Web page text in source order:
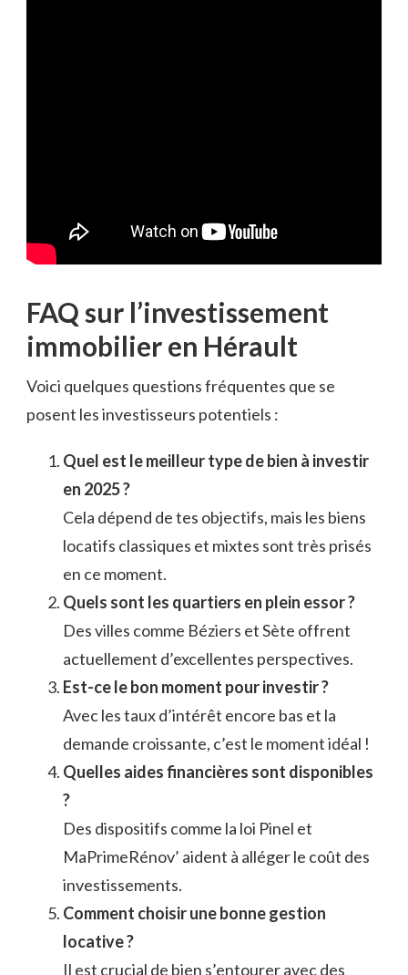
FAQ sur l’investissement
immobilier en Hérault
Voici quelques questions fréquentes que se
posent les investisseurs potentiels :
Quel est le meilleur type de bien à investir
en 2025 ?
Cela dépend de tes objectifs, mais les biens
locatifs classiques et mixtes sont très prisés
en ce moment.
Quels sont les quartiers en plein essor ?
Des villes comme Béziers et Sète offrent
actuellement d’excellentes perspectives.
Est-ce le bon moment pour investir ?
Avec les taux d’intérêt encore bas et la
demande croissante, c’est le moment idéal !
Quelles aides financières sont disponibles
?
Des dispositifs comme la loi Pinel et
MaPrimeRénov’ aident à alléger le coût des
investissements.
Comment choisir une bonne gestion
locative ?
Il est crucial de bien s’entourer avec des